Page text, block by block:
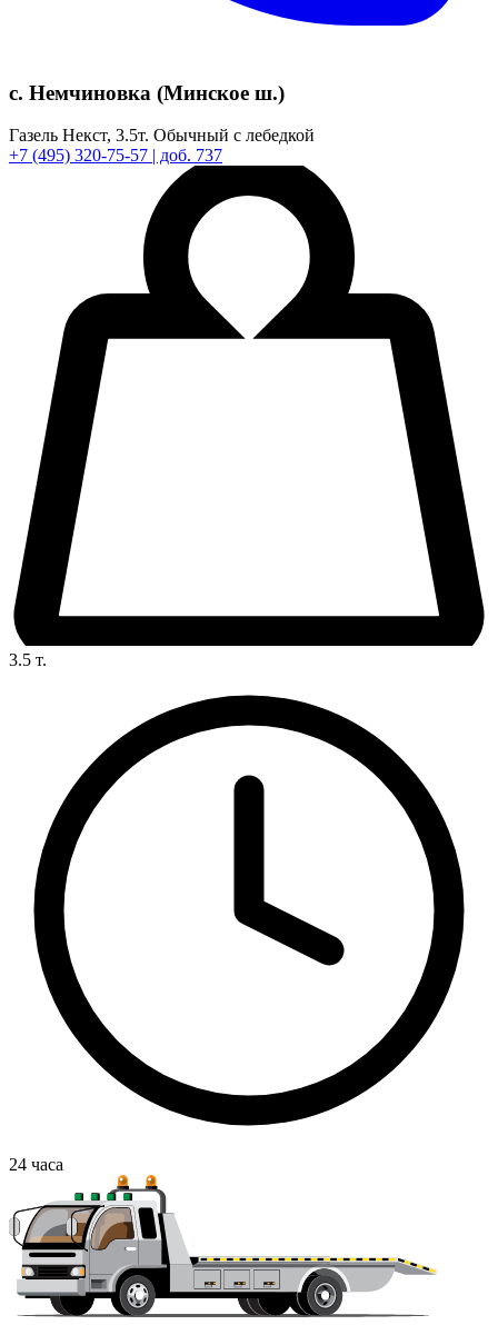
с. Немчиновка (Минское ш.)
Газель Некст, 3.5т. Обычный с лебедкой
+7 (495) 320-75-57 | доб. 737
3.5 т.
24 часа